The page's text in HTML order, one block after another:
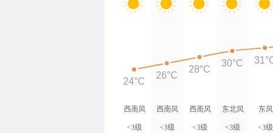
西南风
<3级
西南风
<3级
西南风
<3级
东北风
<3级
东风
<3级
24°C
26°C
28°C
30°C